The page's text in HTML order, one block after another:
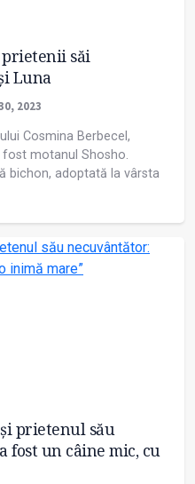
prietenii săi
Luna
2023
Cosmina Berbecel,
fost motanul Shosho.
bichon, adoptată la vârsta
prietenul său
fost un câine mic, cu